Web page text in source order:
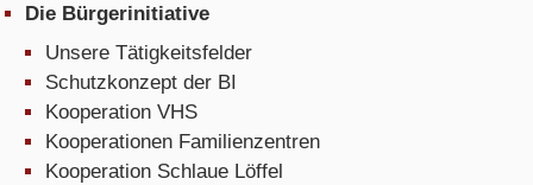
Die Bürgerinitiative
Unsere Tätigkeitsfelder
Schutzkonzept der BI
Kooperation VHS
Kooperationen Familienzentren
Kooperation Schlaue Löffel